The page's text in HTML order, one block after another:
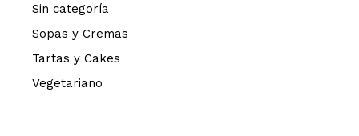
Sin categoría
Sopas y Cremas
Tartas y Cakes
Vegetariano